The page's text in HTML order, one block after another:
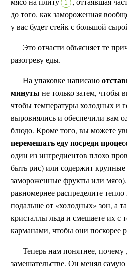
1
до того, как замороженная
у вас будет стейк с большой
Это отчасти объясняет те
разогреву еды.
На упаковке написано
минуты не только затем, чтобы
чтобы температуры холодных и
выровнялись и обеспечили вам
блюдо. Кроме того, вы можете
перемешать еду посреди
один из ингредиентов плохо
быть рис) или содержит крупные
замороженные фрукты или
равномернее распределите
подальше от «холодных» зон, а
кристаллы льда и смешаете их
карманами, чтобы они поскорее
Теперь нам понятнее,
замешательстве. Он менял